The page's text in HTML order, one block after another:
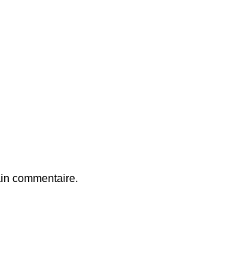
commentaire.